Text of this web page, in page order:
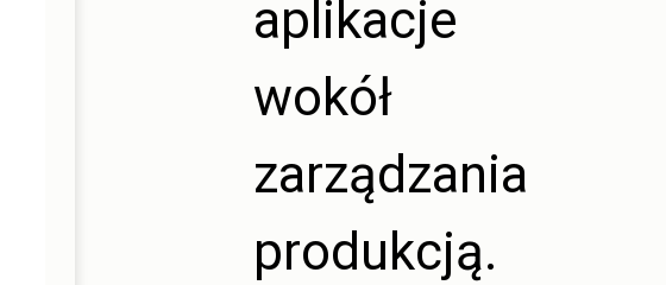
aplikacje
wokół
zarządzania
produkcją.